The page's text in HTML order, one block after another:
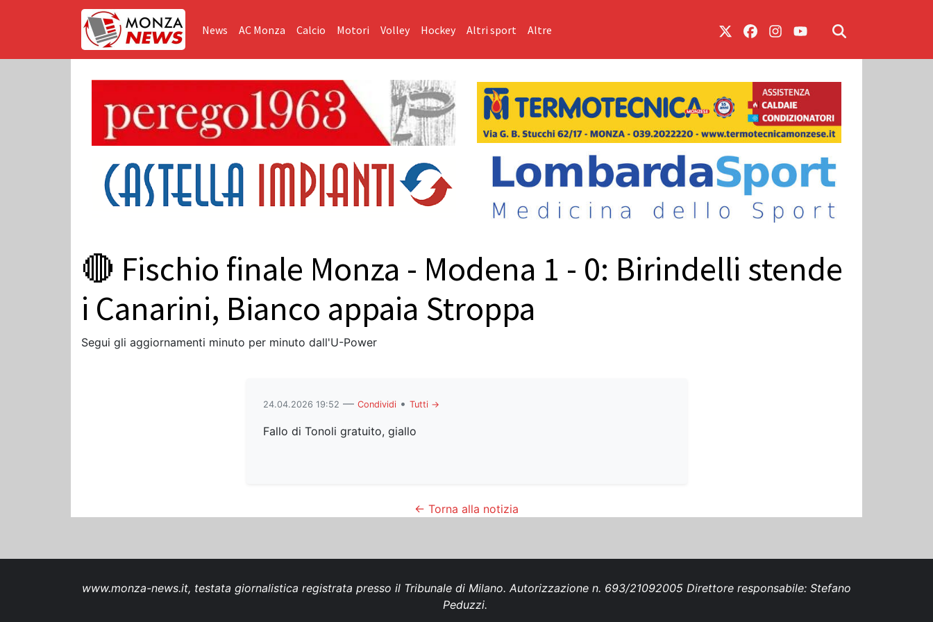
News AC Monza Calcio Motori Volley Hockey Altri sport Altre
🔴 Fischio finale Monza - Modena 1 - 0: Birindelli stende
i Canarini, Bianco appaia Stroppa
Segui gli aggiornamenti minuto per minuto dall'U-Power
24.04.2026 19:52 — Condividi• Tutti →
Fallo di Tonoli gratuito, giallo
← Torna alla notizia
www.monza-news.it, testata giornalistica registrata presso il Tribunale di Milano. Autorizzazione n. 693/21092005 Direttore responsabile: Stefano
Peduzzi.